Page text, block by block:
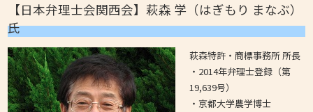
【日本弁理士会関西会】萩森 学（はぎもり まなぶ）
氏
萩森特許・商標事務所 所長
・2014年弁理士登録（第
19,639号）
・京都大学農学博士